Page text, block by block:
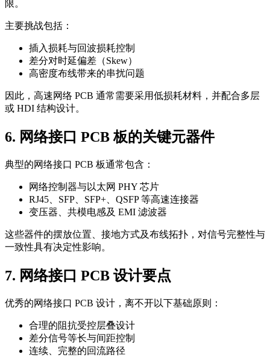
限。
主要挑战包括：
插入损耗与回波损耗控制
差分对时延偏差（Skew）
高密度布线带来的串扰问题
因此，高速网络 PCB 通常需要采用低损耗材料，并配合多层
或 HDI 结构设计。
6. 网络接口 PCB 板的关键元器件
典型的网络接口 PCB 板通常包含：
网络控制器与以太网 PHY 芯片
RJ45、SFP、SFP+、QSFP 等高速连接器
变压器、共模电感及 EMI 滤波器
这些器件的摆放位置、接地方式及布线拓扑，对信号完整性与
一致性具有决定性影响。
7. 网络接口 PCB 设计要点
优秀的网络接口 PCB 设计，离不开以下基础原则：
合理的阻抗受控层叠设计
差分信号等长与间距控制
连续、完整的回流路径